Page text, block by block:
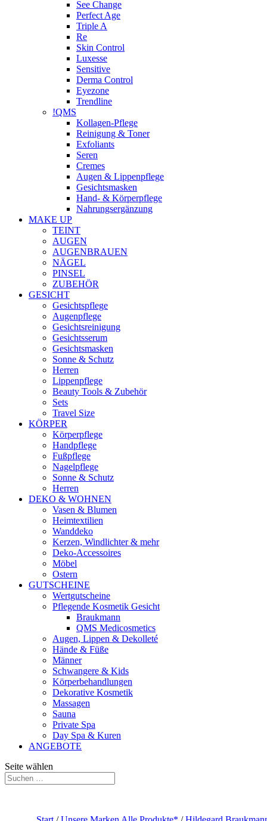
See Change
Perfect Age
Triple A
Re
Skin Control
Luxesse
Sensitive
Derma Control
Eyezone
Trendline
!QMS
Kollagen-Pflege
Reinigung & Toner
Exfoliants
Seren
Cremes
Augen & Lippenpflege
Gesichtsmasken
Hand- & Körperpflege
Nahrungsergänzung
MAKE UP
TEINT
AUGEN
AUGENBRAUEN
NÄGEL
PINSEL
ZUBEHÖR
GESICHT
Gesichtspflege
Augenpflege
Gesichtsreinigung
Gesichtsserum
Gesichtsmasken
Sonne & Schutz
Herren
Lippenpflege
Beauty Tools & Zubehör
Sets
Travel Size
KÖRPER
Körperpflege
Handpflege
Fußpflege
Nagelpflege
Sonne & Schutz
Herren
DEKO & WOHNEN
Vasen & Blumen
Heimtextilien
Wanddeko
Kerzen, Windlichter & mehr
Deko-Accessoires
Möbel
Ostern
GUTSCHEINE
Wertgutscheine
Pflegende Kosmetik Gesicht
Braukmann
QMS Medicosmetics
Augen, Lippen & Dekolleté
Hände & Füße
Männer
Schwangere & Kids
Körperbehandlungen
Dekorative Kosmetik
Massagen
Sauna
Private Spa
Day Spa & Kuren
ANGEBOTE
Seite wählen